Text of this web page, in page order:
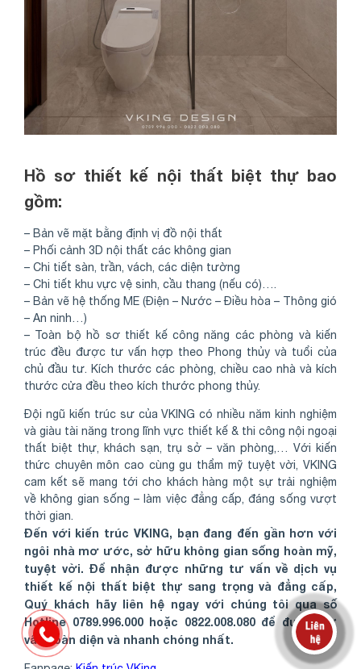
Hồ sơ thiết kế nội thất biệt thự bao
gồm:
– Bản vẽ mặt bằng định vị đồ nội thất
– Phối cảnh 3D nội thất các không gian
– Chi tiết sàn, trần, vách, các diện tường
– Chi tiết khu vực vệ sinh, cầu thang (nếu có)….
– Bản vẽ hệ thống ME (Điện – Nước – Điều hòa – Thông gió
– An ninh…)
– Toàn bộ hồ sơ thiết kế công năng các phòng và kiến
trúc đều được tư vấn hợp theo Phong thủy và tuổi của
chủ đầu tư. Kích thước các phòng, chiều cao nhà và kích
thước cửa đều theo kích thước phong thủy.
Đội ngũ kiến trúc sư của VKING có nhiều năm kinh nghiệm
và giàu tài năng trong lĩnh vực thiết kế & thi công nội ngoại
thất biệt thự, khách sạn, trụ sở – văn phòng,… Với kiến
thức chuyên môn cao cùng gu thẩm mỹ tuyệt vời, VKING
cam kết sẽ mang tới cho khách hàng một sự trải nghiệm
về không gian sống – làm việc đẳng cấp, đáng sống vượt
thời gian.
Đến với kiến trúc VKING, bạn đang đến gần hơn với
ngôi nhà mơ ước, sở hữu không gian sống hoàn mỹ,
tuyệt vời. Để nhận được những tư vấn về dịch vụ
thiết kế nội thất biệt thự sang trọng và đẳng cấp,
Quý khách hãy liên hệ ngay với chúng tôi qua số
Hotline 0789.996.000 hoặc 0822.008.080 để được tư
vấn toàn diện và nhanh chóng nhất.